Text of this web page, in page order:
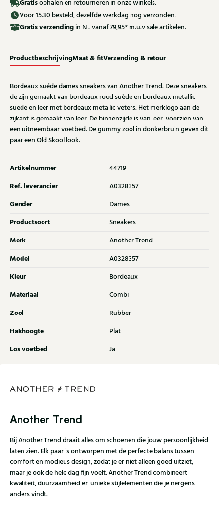
Gratisophalen en retourneren in onze winkels.
Voor 15.30 besteld, dezelfde werkdag nog verzonden.
Gratisverzending in NL vanaf 79,95* m.u.v sale artikelen.
ProductbeschrijvingMaat & fitVerzending & retour
Bordeaux suéde dames sneakers van Another Trend. Deze sneakers
de zijn gemaakt van bordeaux rood suède en bordeaux metallic
suede en leer met bordeaux metallic veters. Het merklogo aan de
zijkant is gemaakt van leer. De binnenzijde is van leer. voorzien van
een uitneembaar voetbed. De gummy zool in donkerbruin geven dit
paar een Old Skool look.
Artikelnummer 44719
Ref. leverancier A0328357
Gender Dames
Productsoort Sneakers
Merk Another Trend
Model A0328357
Kleur Bordeaux
Materiaal Combi
Zool Rubber
Hakhoogte Plat
Los voetbed Ja
Another Trend
Bij Another Trend draait alles om schoenen die jouw persoonlijkheid
laten zien. Elk paar is ontworpen met de perfecte balans tussen
comfort en modieus design, zodat je er niet alleen goed uitziet,
maar je ook de hele dag fijn voelt. Another Trend combineert
kwaliteit, duurzaamheid en unieke stijlelementen die je nergens
anders vindt.